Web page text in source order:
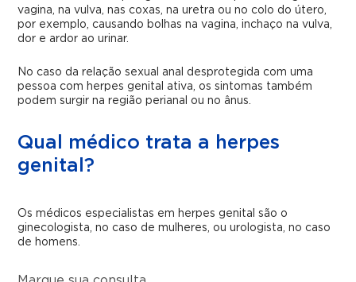
vagina, na vulva, nas coxas, na uretra ou no colo do útero,
por exemplo, causando bolhas na vagina, inchaço na vulva,
dor e ardor ao urinar.
No caso da relação sexual anal desprotegida com uma
pessoa com herpes genital ativa, os sintomas também
podem surgir na região perianal ou no ânus.
Qual médico trata a herpes
genital?
Os médicos especialistas em herpes genital são o
ginecologista, no caso de mulheres, ou urologista, no caso
de homens.